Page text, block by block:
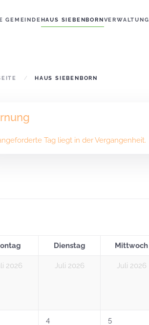
GEMEINDEHAUS SIEBENBORNVERWALTUNG
HAUS SIEBENBORN
Tag liegt in der Vergangenheit.
Dienstag Mittwoch
2026 Juli 2026 Juli 2026
4 5